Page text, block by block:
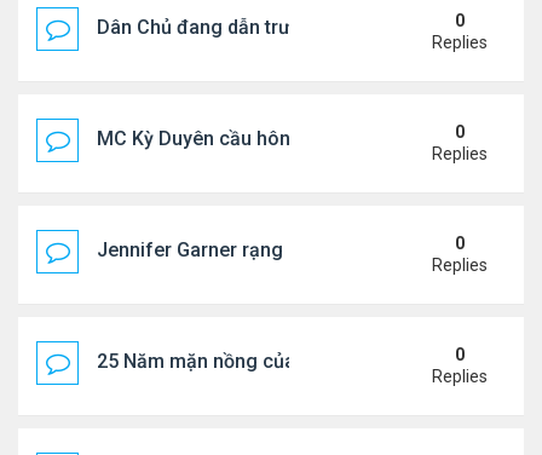
Dân Chủ đang dẫn trước Cộng Hòa trong các
0
Replies
MC Kỳ Duyên cầu hôn lại chồng cũ
0
Replies
Jennifer Garner rạng rỡ bên bạn trai kém 6 tuổi
0
Replies
25 Năm mặn nồng của 'Điệp viên 007'
0
Replies